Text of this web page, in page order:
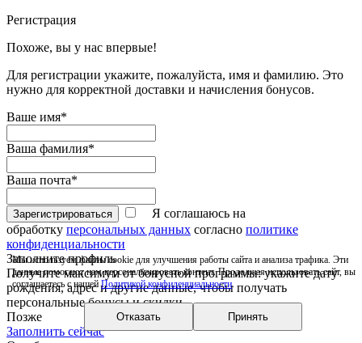
Мы используем файлы cookie для улучшения работы сайта и анализа трафика. Эти
данные помогают нам персонализировать контент. Продолжая использовать сайт, вы
соглашаетесь с нашейПолитикой конфиденциальности.
Отказать Принять
Регистрация
Похоже, вы у нас впервые!
Для регистрации укажите, пожалуйста, имя и фамилию. Это
нужно для корректной доставки и начисления бонусов.
Ваше имя*
Ваша фамилия*
Ваша почта*
Зарегистрироваться
Я соглашаюсь на
обработку персональных данных согласно политике
конфиденциальности
Заполните профиль
Получите максимум от бонусной программы: укажите дату
рождения, адрес и другие данные, чтобы получать
персональные бонусы и скидки.
Позже
Заполнить сейчас